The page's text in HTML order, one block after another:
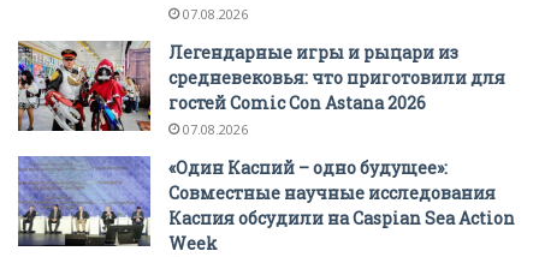
07.08.2026
Легендарные игры и рыцари из
средневековья: что приготовили для
гостей Comic Con Astana 2026
07.08.2026
«Один Каспий – одно будущее»:
Совместные научные исследования
Каспия обсудили на Caspian Sea Action
Week